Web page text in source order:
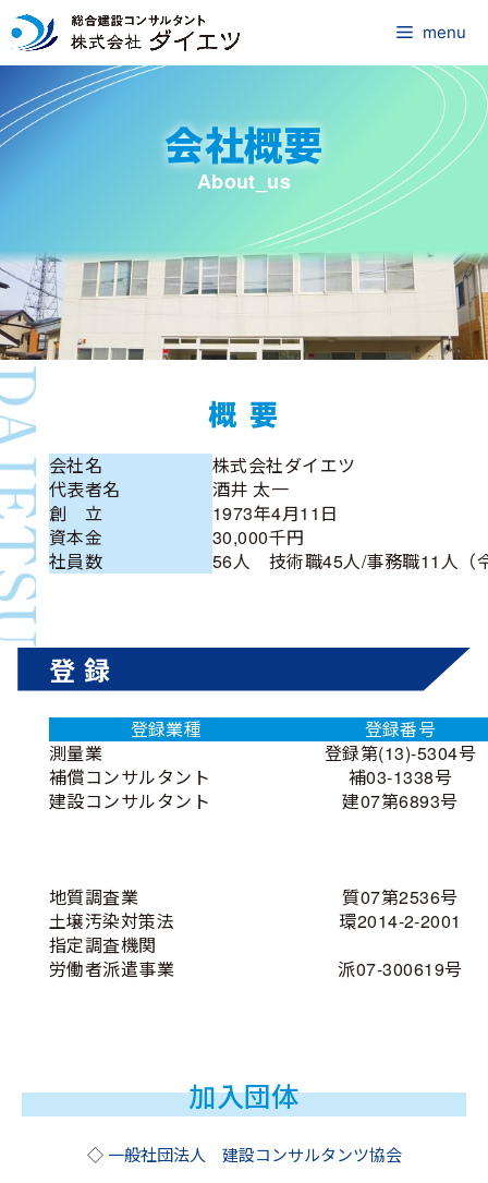
コ
ン
ツ
へ
ス
menu
会社概要
About_us
概 要
会社名
株式会社ダイエツ
代表者名
酒井 太一
創 立
1973年4月11日
資本金
30,000千円
社員数
56人 技術職45人/事務職11人（
登 録
登録業種
登録番号
測量業
登録第(13)-5304号
補償コンサルタント
補03-1338号
建設コンサルタント
建07第6893号
地質調査業
質07第2536号
土壌汚染対策法
指定調査機関
環2014-2-2001
労働者派遣事業
派07-300619号
加入団体
◇ 一般社団法人 建設コンサルタンツ協会